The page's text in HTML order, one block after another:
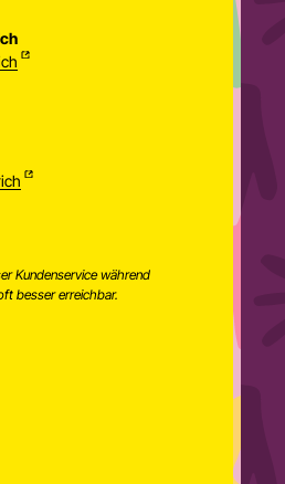
Kundenservice während
besser erreichbar.